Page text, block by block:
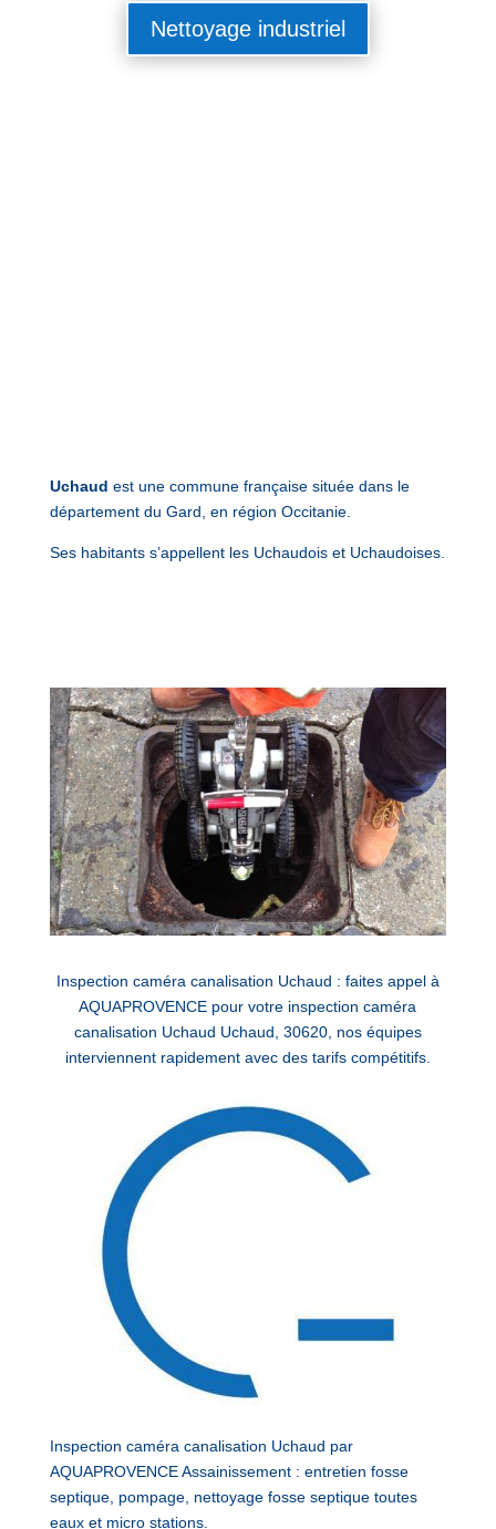
Nettoyage industriel
Uchaud est une commune française située dans le
département du Gard, en région Occitanie.
Ses habitants s’appellent les Uchaudois et Uchaudoises.
Inspection caméra canalisation Uchaud : faites appel à
AQUAPROVENCE pour votre inspection caméra
canalisation Uchaud Uchaud, 30620, nos équipes
interviennent rapidement avec des tarifs compétitifs.
Inspection caméra canalisation Uchaud par
AQUAPROVENCE Assainissement : entretien fosse
septique, pompage, nettoyage fosse septique toutes
eaux et micro stations.